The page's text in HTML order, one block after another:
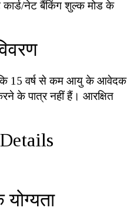
नेट बैंकिंग शुल्क मोड के
कि 15 वर्ष से कम आयु के आवेदक
के पात्र नहीं हैं। आरक्षित